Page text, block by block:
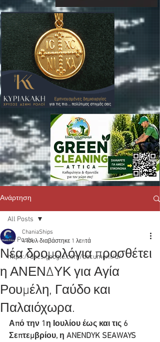
Ανάρτηση
All Posts
https://docs.google.com/document/d/
All Posts
Νέα δρομολόγια προσθέτει
η ΑΝΕΝΔΥΚ για Αγία
Ρουμέλη, Γαύδο και
Παλαιόχωρα.
ChaniaShips
4 Ιουλ διαβάστηκε 1 λεπτά
Από την 1η Ιουλίου έως και τις 6
Σεπτεμβρίου, η ANENDYK SEAWAYS